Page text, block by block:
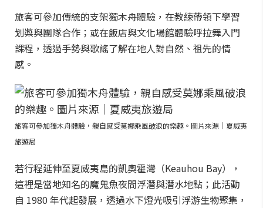
旅客可參加傳統的支架獨木舟體驗，在教練帶領下學習
划槳與團隊合作；或在飯店與文化場館體驗呼拉舞入門
課程，透過手勢與歌謠了解在地人對自然、祖先的情
感。
旅客可參加獨木舟體驗，親自感受莫娜乘風破浪的樂趣。圖片來源｜夏威夷
旅遊局
若行程延伸至夏威夷島的凱奧霍灣（Keauhou Bay），
這裡是當地知名的魔鬼魚夜間浮潛與潛水地點；此活動
自 1980 年代起發展，透過水下燈光吸引浮游生物聚集，